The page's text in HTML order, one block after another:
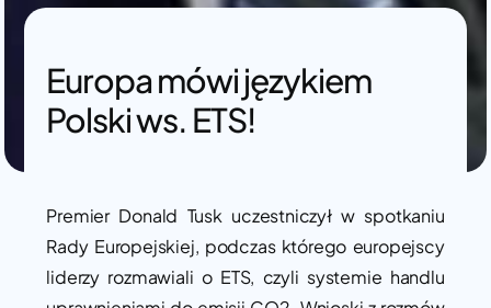
Europa mówi językiem
Polski ws. ETS!
Premier Donald Tusk uczestniczył w spotkaniu
Rady Europejskiej, podczas którego europejscy
liderzy rozmawiali o ETS, czyli systemie handlu